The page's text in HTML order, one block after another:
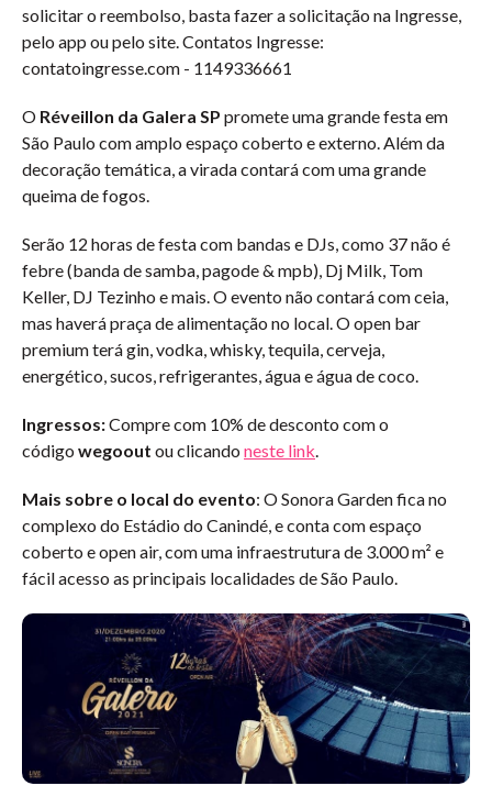
solicitar o reembolso, basta fazer a solicitação na Ingresse,
pelo app ou pelo site. Contatos Ingresse:
contatoingresse.com - 1149336661
O Réveillon da Galera SP promete uma grande festa em
São Paulo com amplo espaço coberto e externo. Além da
decoração temática, a virada contará com uma grande
queima de fogos.
Serão 12 horas de festa com bandas e DJs, como 37 não é
febre (banda de samba, pagode & mpb), Dj Milk, Tom
Keller, DJ Tezinho e mais. O evento não contará com ceia,
mas haverá praça de alimentação no local. O open bar
premium terá gin, vodka, whisky, tequila, cerveja,
energético, sucos, refrigerantes, água e água de coco.
Ingressos:Compre com 10% de desconto com o
código wegoout ou clicando neste link.
Mais sobre o local do evento: O Sonora Garden fica no
complexo do Estádio do Canindé, e conta com espaço
coberto e open air, com uma infraestrutura de 3.000 m² e
fácil acesso as principais localidades de São Paulo.